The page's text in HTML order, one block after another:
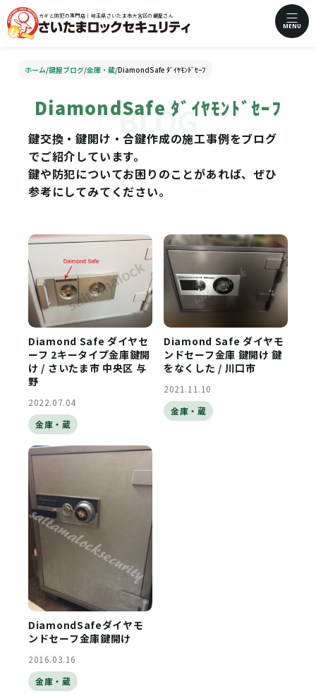
カギと防犯の専門店｜埼玉県さいたま市大宮区の鍵屋さん
MENU
ホーム/鍵屋ブログ/金庫・蔵/DiamondSafe ﾀﾞｲﾔﾓﾝﾄﾞｾｰﾌ
DiamondSafe ﾀﾞｲﾔﾓﾝﾄﾞｾｰﾌ
鍵交換・鍵開け・合鍵作成の施工事例をブログ
でご紹介しています。
鍵や防犯についてお困りのことがあれば、ぜひ
参考にしてみてください。
Diamond Safe ダイヤセ
ーフ 2キータイプ金庫鍵開
け / さいたま市 中央区 与
野
2022.07.04
金庫・蔵
Diamond Safe ダイヤモ
ンドセーフ金庫 鍵開け 鍵
をなくした / 川口市
2021.11.10
金庫・蔵
DiamondSafeダイヤモ
ンドセーフ金庫鍵開け
2016.03.16
金庫・蔵